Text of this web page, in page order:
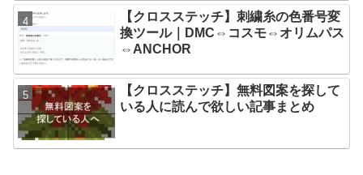
【クロスステッチ】刺繍糸の色番号変
換ツール｜DMC⇔コスモ⇔オリムパス
⇔ANCHOR
【クロスステッチ】無料図案を探して
いる人に読んで欲しい記事まとめ